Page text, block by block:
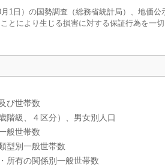
1日）の国勢調査（総務省統計局）、地価
とにより生じる損害に対する保証行為を一
び世帯数
階級、４区分）、男女別人口
般世帯数
型別一般世帯数
所有の関係別一般世帯数